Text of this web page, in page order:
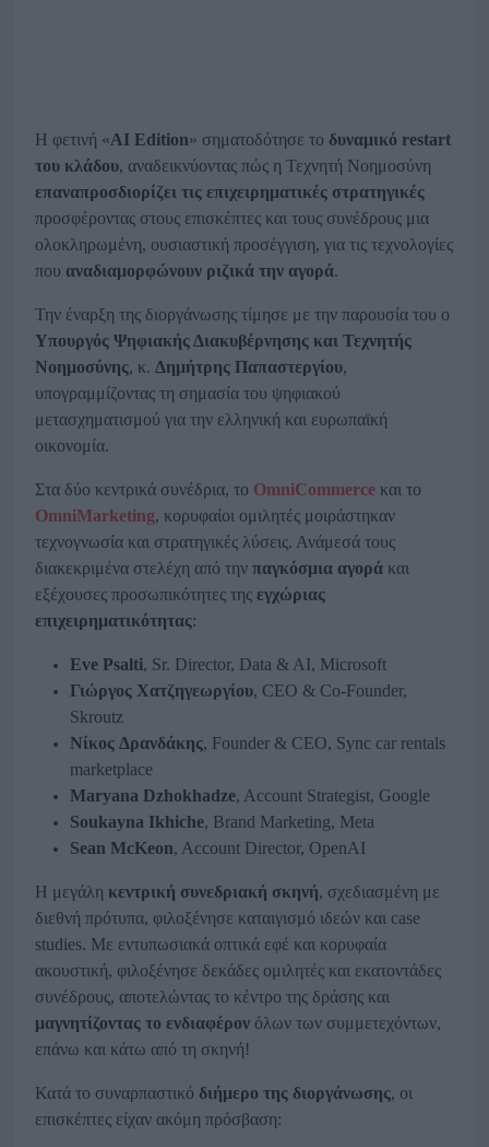
Η φετινή «AI Edition» σηματοδότησε το δυναμικό restart
του κλάδου, αναδεικνύοντας πώς η Τεχνητή Νοημοσύνη
επαναπροσδιορίζει τις επιχειρηματικές στρατηγικές
προσφέροντας στους επισκέπτες και τους συνέδρους μια
ολοκληρωμένη, ουσιαστική προσέγγιση, για τις τεχνολογίες
που αναδιαμορφώνουν ριζικά την αγορά.
Την έναρξη της διοργάνωσης τίμησε με την παρουσία του ο
Υπουργός Ψηφιακής Διακυβέρνησης και Τεχνητής
Νοημοσύνης, κ. Δημήτρης Παπαστεργίου,
υπογραμμίζοντας τη σημασία του ψηφιακού
μετασχηματισμού για την ελληνική και ευρωπαϊκή
οικονομία.
Στα δύο κεντρικά συνέδρια, το OmniCommerce και το
OmniMarketing, κορυφαίοι ομιλητές μοιράστηκαν
τεχνογνωσία και στρατηγικές λύσεις. Ανάμεσά τους
διακεκριμένα στελέχη από την παγκόσμια αγορά και
εξέχουσες προσωπικότητες της εγχώριας
επιχειρηματικότητας:
Eve Psalti, Sr. Director, Data & AI, Microsoft
Γιώργος Χατζηγεωργίου, CEO & Co-Founder,
Skroutz
Νίκος Δρανδάκης, Founder & CEO, Sync car rentals
marketplace
Maryana Dzhokhadze, Account Strategist, Google
Soukayna Ikhiche, Brand Marketing, Meta
Sean McKeon, Account Director, OpenAI
Η μεγάλη κεντρική συνεδριακή σκηνή, σχεδιασμένη με
διεθνή πρότυπα, φιλοξένησε καταιγισμό ιδεών και case
studies. Με εντυπωσιακά οπτικά εφέ και κορυφαία
ακουστική, φιλοξένησε δεκάδες ομιλητές και εκατοντάδες
συνέδρους, αποτελώντας το κέντρο της δράσης και
μαγνητίζοντας το ενδιαφέρον όλων των συμμετεχόντων,
επάνω και κάτω από τη σκηνή!
Κατά το συναρπαστικό διήμερο της διοργάνωσης, οι
επισκέπτες είχαν ακόμη πρόσβαση: